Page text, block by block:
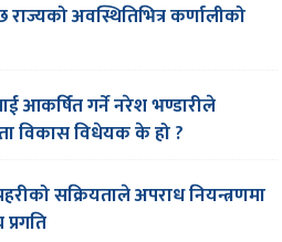
अवस्थितिभित्र कर्णालीको
आकर्षित गर्ने नरेश भण्डारीले
विकास विधेयक के हो ?
सक्रियताले अपराध नियन्त्रणमा